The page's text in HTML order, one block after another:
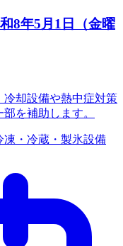
8年5月1日（金曜
却設備や熱中症対策
を補助します。
凍・冷蔵・製氷設備